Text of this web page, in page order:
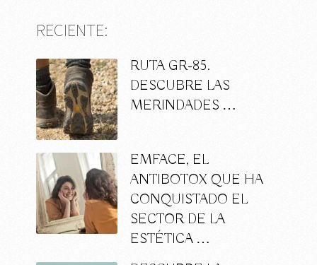
RECIENTE:
RUTA GR-85.
DESCUBRE LAS
MERINDADES …
EMFACE, EL
ANTIBOTOX QUE HA
CONQUISTADO EL
SECTOR DE LA
ESTÉTICA …